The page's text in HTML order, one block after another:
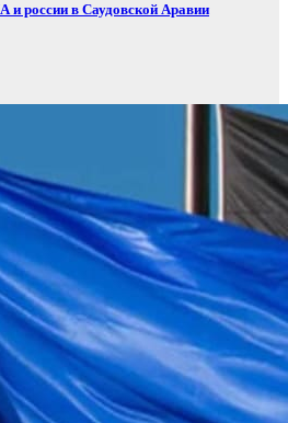
и россии в Саудовской Аравии